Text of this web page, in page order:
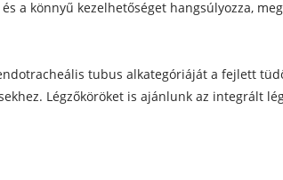
a könnyű kezelhetőséget hangsúlyozza,
tubus alkategóriáját a fejlett
Légzőköröket is ajánlunk az integrált